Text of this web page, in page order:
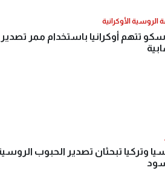
الروسية الأوكرانية
تتهم أوكرانيا باستخدام ممر
وتركيا تبحثان تصدير الحبوب الروسية